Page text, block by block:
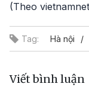
(Theo
Tag: Hà nội
Viết bình luận